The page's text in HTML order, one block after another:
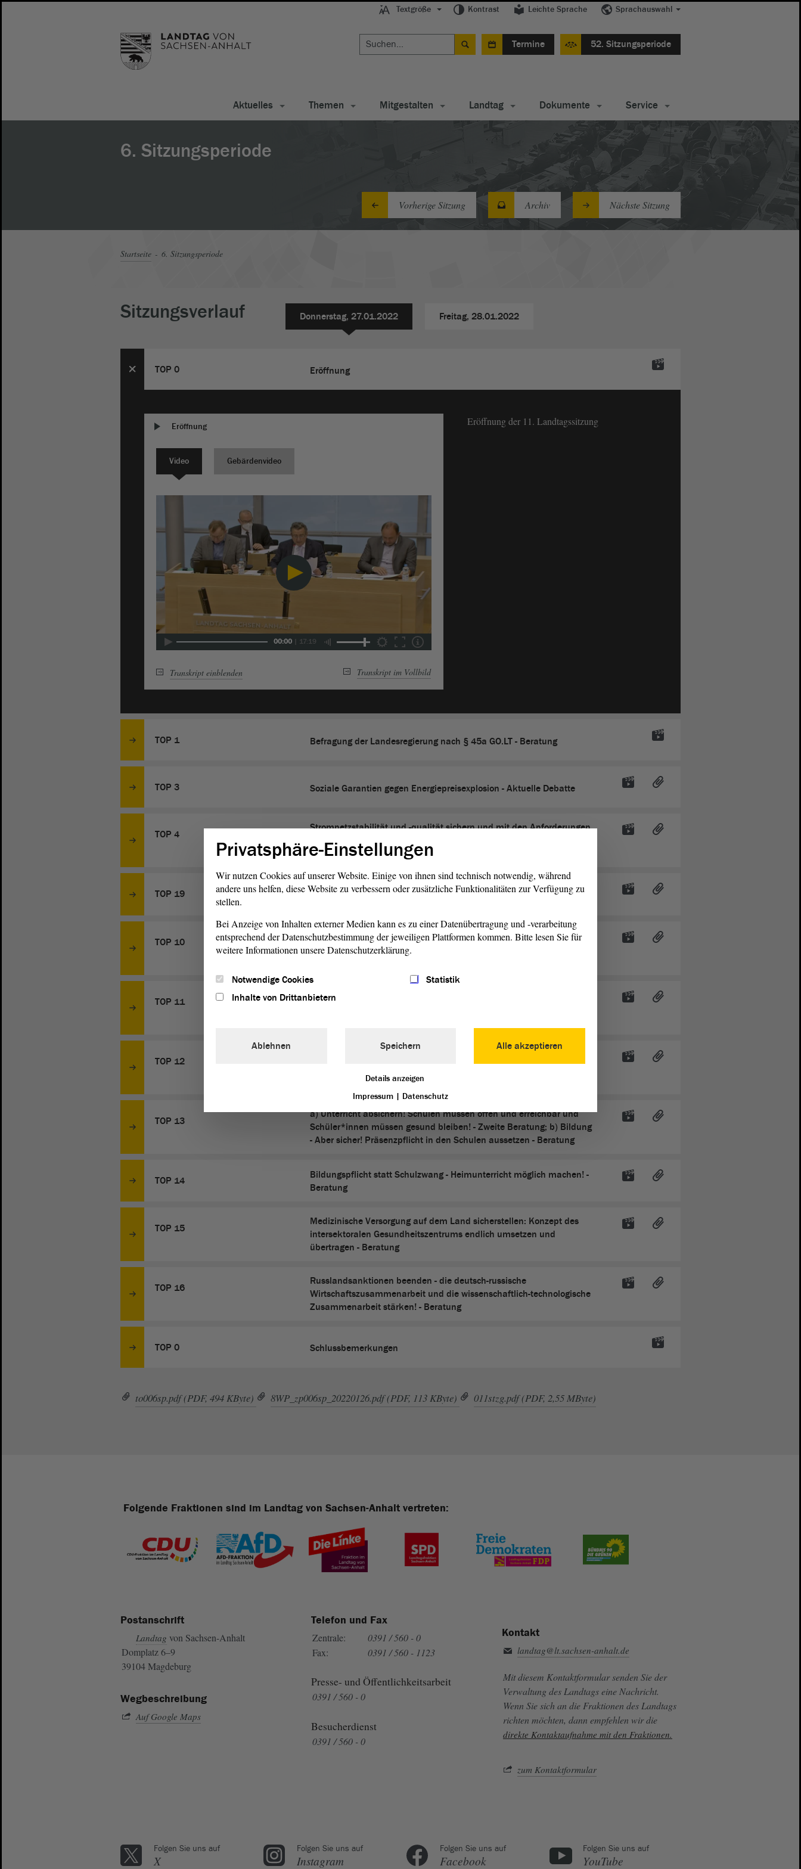
Textgröße Kontrast Leichte Sprache Sprachauswahl
Termine 52. Sitzungsperiode
Aktuelles Themen Mitgestalten Landtag Dokumente Service
6. Sitzungsperiode
Nächste Sitzung
Archiv
Vorherige Sitzung
Startseite 6. Sitzungsperiode
Sitzungsverlauf Donnerstag, 27.01.2022 Freitag, 28.01.2022
TOP 0 Eröffnung
Eröffnung
Video Gebärdenvideo
00:00 17:19
Transkript einblenden Transkript im Vollbild
Eröffnung der 11. Landtagssitzung
TOP 1 Befragung der Landesregierung nach § 45a GO.LT - Beratung
TOP 3 Soziale Garantien gegen Energiepreisexplosion - Aktuelle Debatte
TOP 4
Stromnetzstabilität und -qualität sichern und mit den Anforderungen
eines Industriestandorts in Einklang bringen - Blackout-Gefahr
abwenden! - Aktuelle Debatte
TOP 19
Das unterschätzte Risiko der Pandemie - Mentale Gesundheit junger
TOP 10
Entwurf eines Dritten Gesetzes zur Änderung des Gesetzes zur
Ausführung des Zwölften Buches Sozialgesetzbuch - Sozialhilfe -
TOP 11
Entwurf eines Gesetzes über eine einmalige Sonderzahlung aus
TOP 12
Entwurf eines Gesetzes zur Änderung des Gesetzes über das Leichen-,
Bestattungs- und Friedhofswesens des Landes Sachsen-Anhalt - Erste
TOP 13
a) Unterricht absichern! Schulen müssen offen und erreichbar und
Schüler*innen müssen gesund bleiben! - Zweite Beratung; b) Bildung
- Aber sicher! Präsenzpflicht in den Schulen aussetzen - Beratung
TOP 14
Bildungspflicht statt Schulzwang - Heimunterricht möglich machen! -
Beratung
TOP 15
Medizinische Versorgung auf dem Land sicherstellen: Konzept des
intersektoralen Gesundheitszentrums endlich umsetzen und
übertragen - Beratung
TOP 16
Russlandsanktionen beenden - die deutsch-russische
Wirtschaftszusammenarbeit und die wissenschaftlich-technologische
Zusammenarbeit stärken! - Beratung
TOP 0 Schlussbemerkungen
to006sp.pdf (PDF, 494 KByte) 8WP_zp006sp_20220126.pdf (PDF, 113 KByte) 011stzg.pdf (PDF, 2,55 MByte)
Folgende Fraktionen sind im Landtag von Sachsen-Anhalt vertreten:
Postanschrift
Landtag von Sachsen-Anhalt
Domplatz 6–9
39104 Magdeburg
Wegbeschreibung
Auf Google Maps
Telefon und Fax
Zentrale:
0391 / 560 - 0
Fax:
0391 / 560 - 1123
Presse- und Öffentlichkeitsarbeit
0391 / 560 - 0
Besucherdienst
0391 / 560 - 0
Kontakt
landtag@lt.sachsen-anhalt.de
Mit diesem Kontaktformular senden Sie der
Verwaltung des Landtags eine Nachricht.
Wenn Sie sich an die Fraktionen des Landtags
richten möchten, dann empfehlen wir die
direkte Kontaktaufnahme mit den Fraktionen.
zum Kontaktformular
Folgen Sie uns auf
X
Folgen Sie uns auf
Instagram
Folgen Sie uns auf
Facebook
Folgen Sie uns auf
YouTube
Privatsphäre-Einstellungen
Wir nutzen Cookies auf unserer Website. Einige von ihnen sind technisch notwendig, während
andere uns helfen, diese Website zu verbessern oder zusätzliche Funktionalitäten zur Verfügung zu
stellen.
Bei Anzeige von Inhalten externer Medien kann es zu einer Datenübertragung und -verarbeitung
entsprechend der Datenschutzbestimmung der jeweiligen Plattformen kommen. Bitte lesen Sie für
weitere Informationen unsere Datenschutzerklärung.
Notwendige Cookies
Statistik
Inhalte von Drittanbietern
Alle akzeptieren
Ablehnen Speichern
Details anzeigen
Impressum | Datenschutz